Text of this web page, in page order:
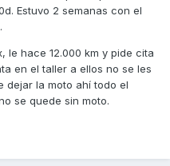
Estuvo 2 semanas con el
le hace 12.000 km y pide cita
en el taller a ellos no se les
dejar la moto ahí todo el
se quede sin moto.